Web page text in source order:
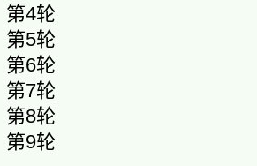
4轮
5轮
6轮
7轮
8轮
9轮